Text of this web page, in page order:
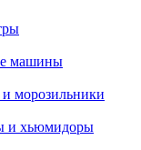
машины
морозильники
и хьюмидоры